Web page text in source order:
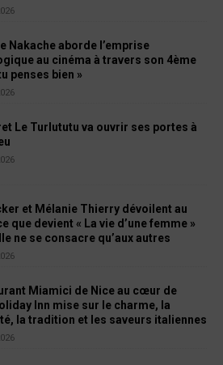
Nakache aborde l’emprise
au cinéma à travers son 4ème
penses bien »
Le Turlututu va ouvrir ses portes à
et Mélanie Thierry dévoilent au
que devient « La vie d’une femme »
ne se consacre qu’aux autres
Miamici de Nice au cœur de
Inn mise sur le charme, la
la tradition et les saveurs italiennes